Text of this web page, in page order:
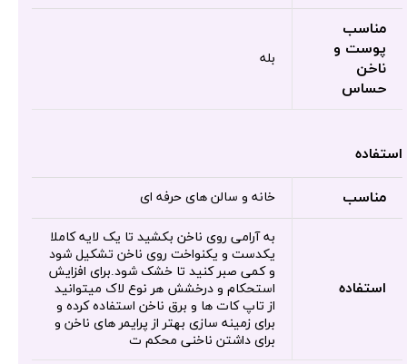
مناسب
پوست و
ناخن
حساس
بله
استفاده
مناسب خانه و سالن های حرفه ای
استفاده
به آرامی روی ناخن بکشید تا یک لایه کاملا
یکدست و یکنواخت روی ناخن تشکیل شود
و کمی صبر کنید تا خشک شود.برای افزایش
استحکام و درخشش هر نوع لاک میتوانید
از تاپ کات ها و برق ناخن استفاده کرده و
برای زمینه سازی بهتر از پرایمر های ناخن و
برای داشتن ناخنی محکم ت